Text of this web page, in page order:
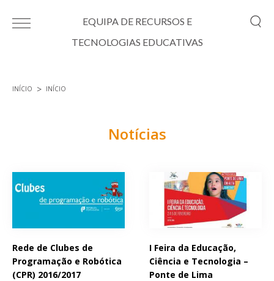
EQUIPA DE RECURSOS E
TECNOLOGIAS EDUCATIVAS
INÍCIO INÍCIO
Notícias
Rede de Clubes de
Programação e Robótica
(CPR) 2016/2017
I Feira da Educação,
Ciência e Tecnologia –
Ponte de Lima
Páginas